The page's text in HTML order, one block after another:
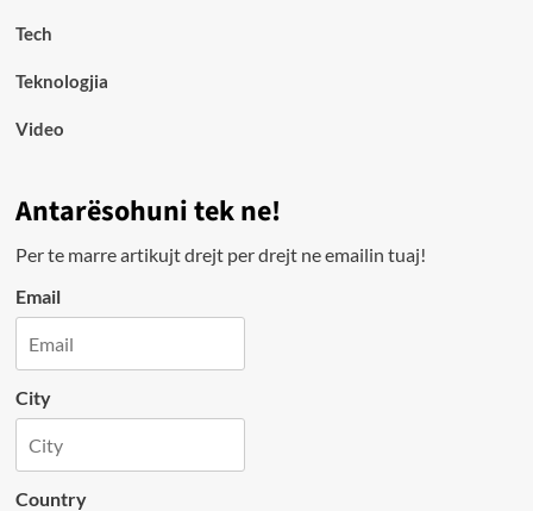
Tech
Teknologjia
Video
Antarësohuni tek ne!
Per te marre artikujt drejt per drejt ne emailin tuaj!
Email
City
Country